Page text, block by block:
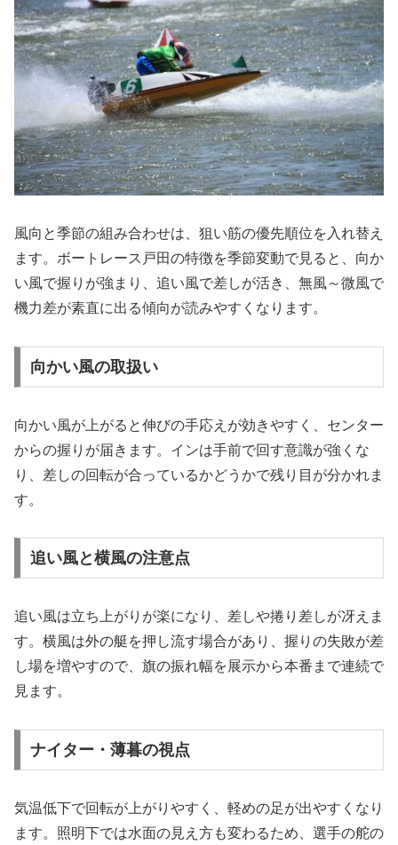
風向と季節の組み合わせは、狙い筋の優先順位を入れ替え
ます。ボートレース戸田の特徴を季節変動で見ると、向か
い風で握りが強まり、追い風で差しが活き、無風～微風で
機力差が素直に出る傾向が読みやすくなります。
向かい風の取扱い
向かい風が上がると伸びの手応えが効きやすく、センター
からの握りが届きます。インは手前で回す意識が強くな
り、差しの回転が合っているかどうかで残り目が分かれま
す。
追い風と横風の注意点
追い風は立ち上がりが楽になり、差しや捲り差しが冴えま
す。横風は外の艇を押し流す場合があり、握りの失敗が差
し場を増やすので、旗の振れ幅を展示から本番まで連続で
見ます。
ナイター・薄暮の視点
気温低下で回転が上がりやすく、軽めの足が出やすくなり
ます。照明下では水面の見え方も変わるため、選手の舵の